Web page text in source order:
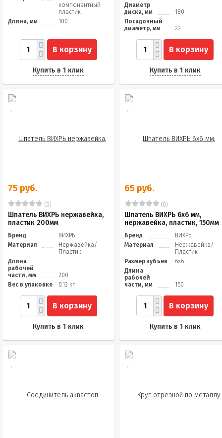
компонентный
пластик
Длина, мм
100
В корзину
Купить в 1 клик
Диаметр
диска, мм
180
Посадочный
диаметр, мм
22
В корзину
Купить в 1 клик
75 руб.
(0)
Шпатель ВИХРЬ нержавейка,
пластик 200мм
Бренд
ВИХРЬ
Материал
Нержавейка/
Пластик
Длина
рабочей
части, мм
200
Вес в упаковке
0.12 кг
В корзину
Купить в 1 клик
65 руб.
(0)
Шпатель ВИХРЬ 6х6 мм,
нержавейка, пластик, 150мм
Бренд
ВИХРЬ
Материал
Нержавейка/
Пластик
Размер зубъев
6х6
Длина
рабочей
части, мм
150
В корзину
Купить в 1 клик